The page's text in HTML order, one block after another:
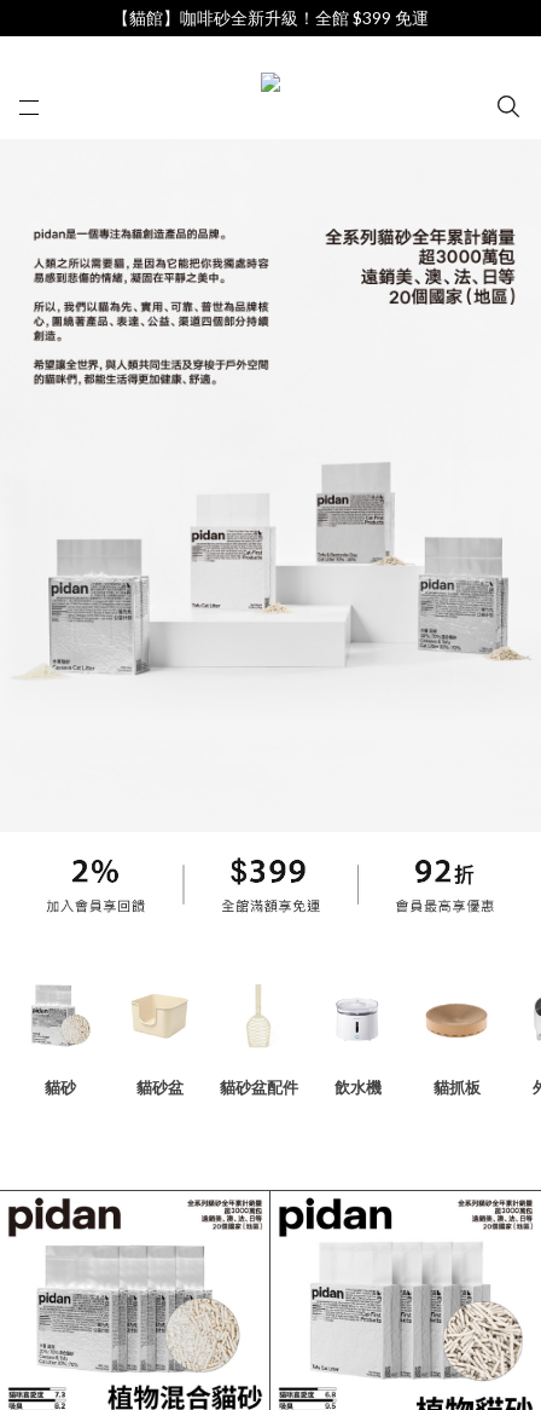
【貓館】咖啡砂全新升級！全館 $399 免運
貓砂 貓砂盆 貓砂盆配件 飲水機 貓抓板